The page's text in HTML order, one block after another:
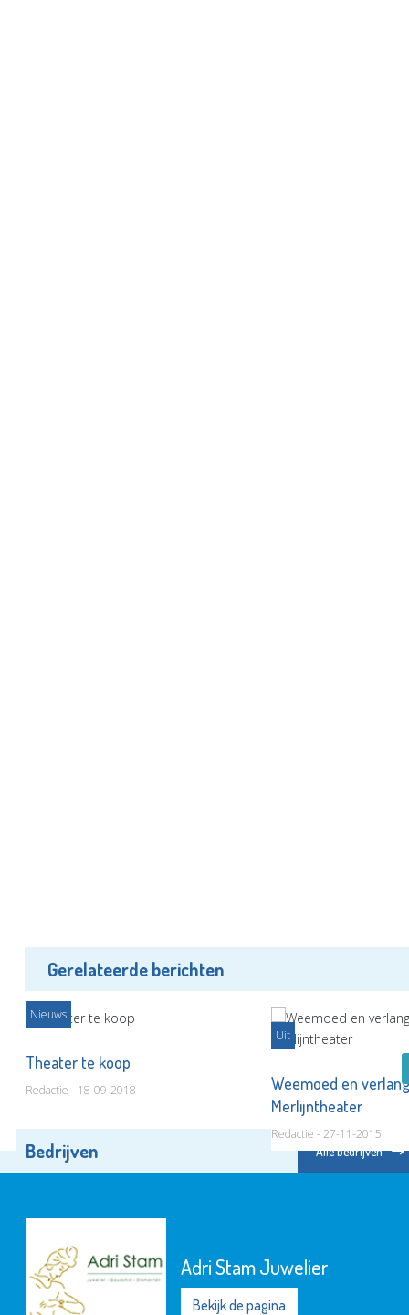
Gerelateerde berichten
Nieuws
Theater te koop
Redactie - 18-09-2018
Uit
Weemoed en
Merlijntheater
Redactie - 27-11-2015
Bedrijven Alle bedrijven
Adri Stam Juwelier
Bekijk de pagina